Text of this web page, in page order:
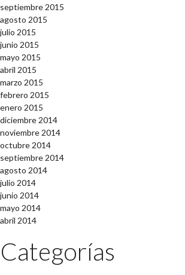
septiembre 2015
agosto 2015
julio 2015
junio 2015
mayo 2015
abril 2015
marzo 2015
febrero 2015
enero 2015
diciembre 2014
noviembre 2014
octubre 2014
septiembre 2014
agosto 2014
julio 2014
junio 2014
mayo 2014
abril 2014
Categorías